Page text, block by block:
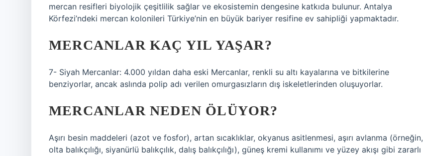
mercan resifleri biyolojik çeşitlilik sağlar ve ekosistemin dengesine katkıda bulunur. Antalya
Körfezi’ndeki mercan kolonileri Türkiye’nin en büyük bariyer resifine ev sahipliği yapmaktadır.
MERCANLAR KAÇ YIL YAŞAR?
7- Siyah Mercanlar: 4.000 yıldan daha eski Mercanlar, renkli su altı kayalarına ve bitkilerine
benziyorlar, ancak aslında polip adı verilen omurgasızların dış iskeletlerinden oluşuyorlar.
MERCANLAR NEDEN ÖLÜYOR?
Aşırı besin maddeleri (azot ve fosfor), artan sıcaklıklar, okyanus asitlenmesi, aşırı avlanma (örneğin,
olta balıkçılığı, siyanürlü balıkçılık, dalış balıkçılığı), güneş kremi kullanımı ve yüzey akışı gibi zararlı